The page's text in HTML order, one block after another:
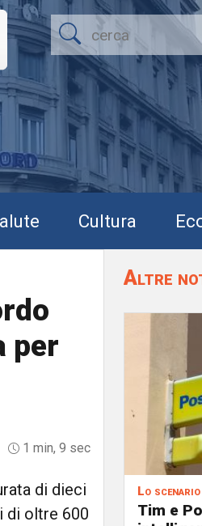
Cultura
per
1 min, 9 sec
di dieci
di oltre 600
Altre
Lo scenario
Tim e